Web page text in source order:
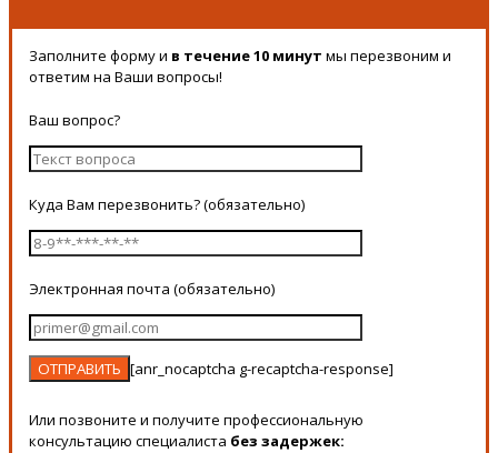
Заполните форму и в течение 10 минут мы перезвоним и
ответим на Ваши вопросы!
Ваш вопрос?
Куда Вам перезвонить? (обязательно)
Электронная почта (обязательно)
[anr_nocaptcha g-recaptcha-response]
Или позвоните и получите профессиональную
консультацию специалиста без задержек: